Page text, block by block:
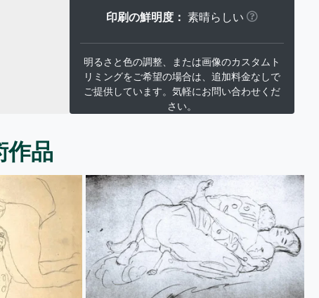
印刷の鮮明度： 素晴らしい
明るさと色の調整、または画像のカスタムト
リミングをご希望の場合は、追加料金なしで
ご提供しています。気軽にお問い合わせくだ
さい。
作品